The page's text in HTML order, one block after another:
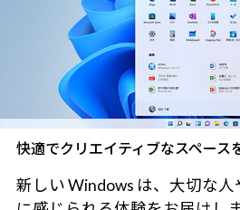
快適でクリエイティブなスペース
新しい Windows は、大切な